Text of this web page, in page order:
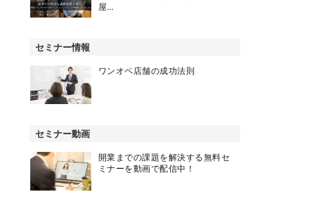
屋…
セミナー情報
ワンオペ店舗の成功法則
セミナー動画
開業までの課題を解決する無料セ
ミナーを動画で配信中！